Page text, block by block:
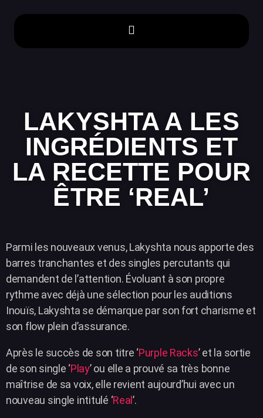
LAKYSHTA A LES
INGRÉDIENTS ET
LA RECETTE POUR
ÊTRE ‘REAL’
Parmi les nouveaux venus, Lakyshta nous apporte des
barres tranchantes et des singles percutants qui
demandent de l’attention. Évoluant à son propre
rythme avec déjà une sélection pour les auditions
Inouïs, Lakyshta se démarque par son fort charisme et
son flow plein d’assurance.
Après le succès de son titre ‘Purple Racks’ et la sortie
de son single ‘Play’ ou elle a prouvé sa très bonne
maîtrise de sa voix, elle revient aujourd’hui avec un
nouveau single intitulé ‘Real’.